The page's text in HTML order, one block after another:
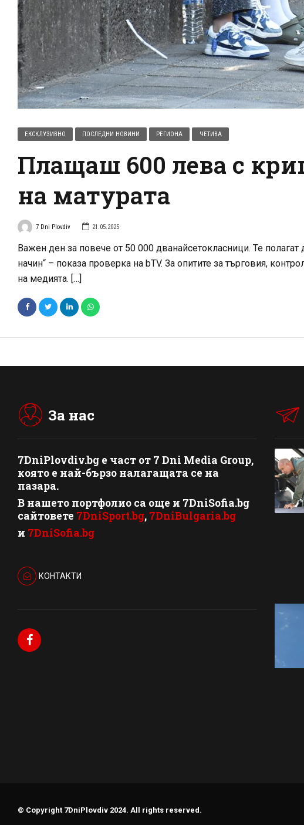
ЕКСКЛУЗИВНО ПОСЛЕДНИ НОВИНИ РЕГИОНА ЧЕТИВА
Плащаш 600 лева с
на матурата
7 Dni Plovdiv 21.05.2025
Важен ден за повече от 50 000 дванайсетокласници. Те
начин“ – показа проверка на bTV. За опитите за търговия,
на медията. […]
За нас
7DniPlovdiv.bg e част от 7 Dni Media Group,
която е най-бързо налагащата се на
пазара.
В нашето портфолио са още и 7DniSofia.bg
сайтовете 7DniSport.bg, 7DniBulgaria.bg
и 7DniSofia.bg
КОНТАКТИ
© Copyright 7DniPlovdiv 2024. All rights reserved.